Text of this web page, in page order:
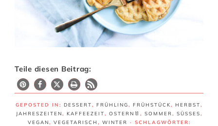
Teile diesen Beitrag:
10
GEPOSTED IN: DESSERT, FRÜHLING, FRÜHSTÜCK, HERBST,
JAHRESZEITEN, KAFFEEZEIT, OSTERN🐰 , SOMMER, SÜSSES
,
VEGAN, VEGETARISCH , WINTER · SCHLAGWÖRTER: